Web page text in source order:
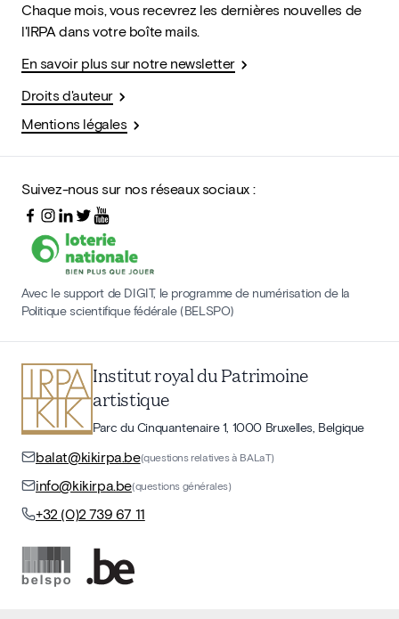
Chaque mois, vous recevrez les dernières nouvelles de
l'IRPA dans votre boîte mails.
En savoir plus sur notre newsletter
Droits d'auteur
Mentions légales
Suivez-nous sur nos réseaux sociaux :
Avec le support de DIGIT, le programme de numérisation de la
Politique scientifique fédérale (BELSPO)
Institut royal du Patrimoine
artistique
Parc du Cinquantenaire 1, 1000 Bruxelles, Belgique
balat@kikirpa.be(questions relatives à BALaT)
info@kikirpa.be(questions générales)
+32 (0)2 739 67 11